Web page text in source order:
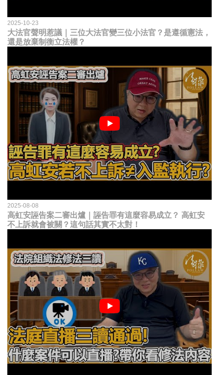
2025-10-23
大法官聲明惹議｜三位大法官變三位小法官？是遵循憲法，
還是放棄制衡立法權？
2025-08-08
高虹安誣告案二審出爐｜誣告罪有這麼容易成立？ 高虹安
不上訴就會被關？這句話其實不太對！